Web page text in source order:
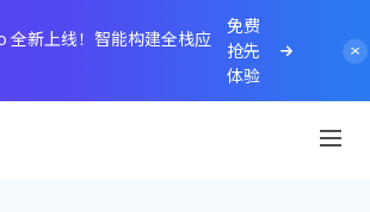
全新上线！智能构建全栈应
免费
抢先
体验